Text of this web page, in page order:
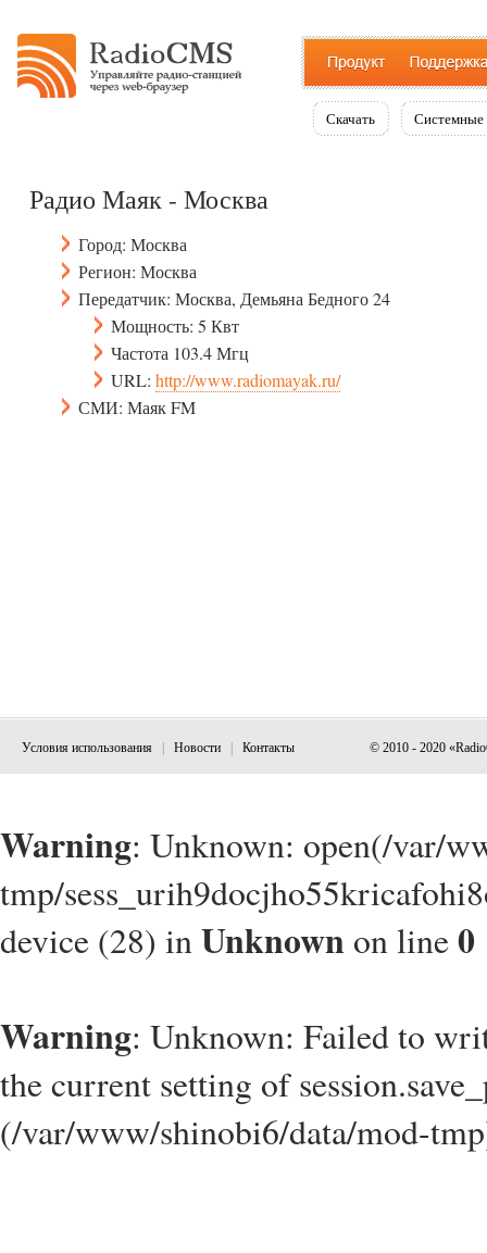
Скачать Системные
Радио Маяк - Москва
Город: Москва
Регион: Москва
Передатчик: Москва, Демьяна Бедного 24
Мощность: 5 Квт
Частота 103.4 Мгц
URL: http://www.radiomayak.ru/
СМИ: Маяк FM
Условия использования Новости Контакты © 2010 - 2020
Warning: Unknown: open(/var/
tmp/
device (28) inUnknown on line0
Warning: Unknown: Failed to
the current setting of
(/var/www/shinobi6/data/mod-